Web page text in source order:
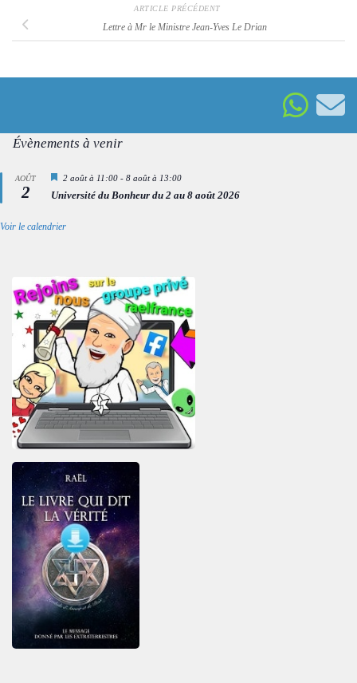
ARTICLE PRÉCÉDENT
Lettre à Mr le Ministre Jean-Yves Le Drian
Évènements à venir
AOÛT
2
Mis
avant
2 août à 11:00 - 8 août à 13:00
Université du Bonheur du 2 au 8 août 2026
Voir le calendrier